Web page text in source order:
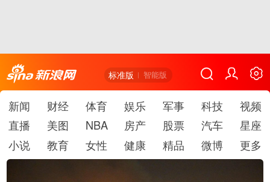
标准版 智能版
新闻 财经 体育 娱乐 军事 科技
视频
直播
美图 NBA 房产 股票 汽车
星座
小说
教育 女性 健康 精品 微博 更多